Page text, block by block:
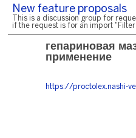
New feature proposals
This is a discussion group for
if the request is for an import
гепариновая
применение
https://proctolex.nashi-